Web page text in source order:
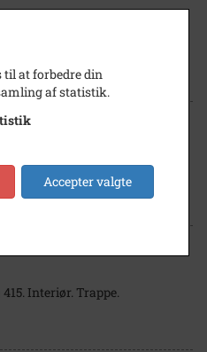
Set fra Roskildevej.
Interiør. Trappe.
Interiør. Trappe.
at forbedre din
af statistik.
Accepter valgte